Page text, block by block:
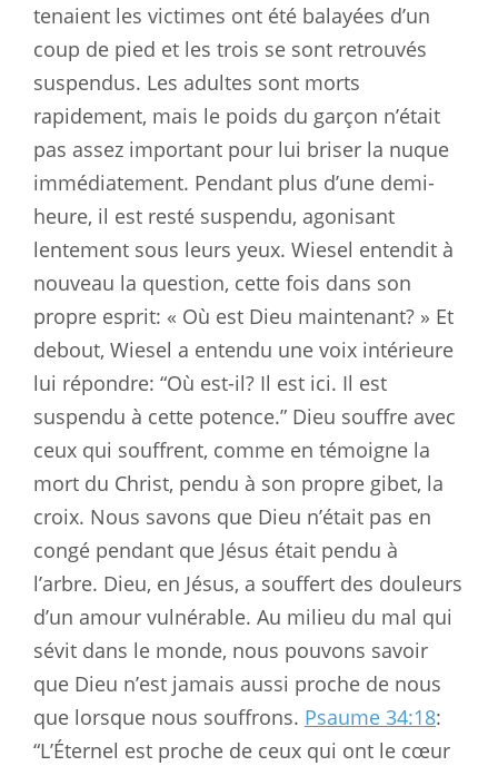
tenaient les victimes ont été balayées d’un
coup de pied et les trois se sont retrouvés
suspendus. Les adultes sont morts
rapidement, mais le poids du garçon n’était
pas assez important pour lui briser la nuque
immédiatement. Pendant plus d’une demi-
heure, il est resté suspendu, agonisant
lentement sous leurs yeux. Wiesel entendit à
nouveau la question, cette fois dans son
propre esprit: « Où est Dieu maintenant? » Et
debout, Wiesel a entendu une voix intérieure
lui répondre: “Où est-il? Il est ici. Il est
suspendu à cette potence.” Dieu souffre avec
ceux qui souffrent, comme en témoigne la
mort du Christ, pendu à son propre gibet, la
croix. Nous savons que Dieu n’était pas en
congé pendant que Jésus était pendu à
l’arbre. Dieu, en Jésus, a souffert des douleurs
d’un amour vulnérable. Au milieu du mal qui
sévit dans le monde, nous pouvons savoir
que Dieu n’est jamais aussi proche de nous
que lorsque nous souffrons. Psaume 34:18:
“L’Éternel est proche de ceux qui ont le cœur